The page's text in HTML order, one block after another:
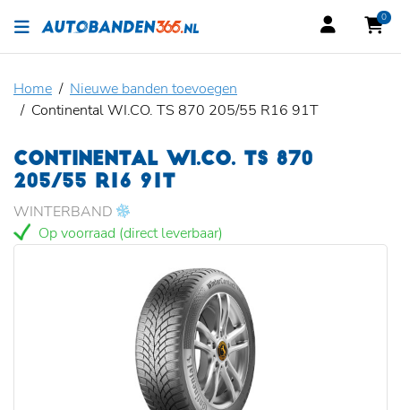
0
Home
Nieuwe banden toevoegen
Continental WI.CO. TS 870 205/55 R16 91T
CONTINENTAL WI.CO. TS 870
205/55 R16 91T
WINTERBAND
Op voorraad (direct leverbaar)